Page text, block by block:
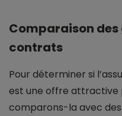
Comparaison
contrats
Pour déterminer si
est une offre attractive
comparons-la avec